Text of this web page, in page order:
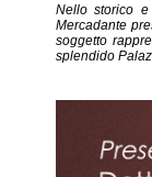
Nello storico e
Mercadante
soggetto
splendido